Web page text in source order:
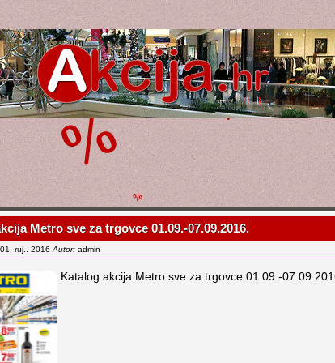
Metro sve za trgovce 01.09.-07.09.2016.
01. ruj.. 2016 Autor: admin
Katalog akcija Metro sve za trgovce 01.09.-